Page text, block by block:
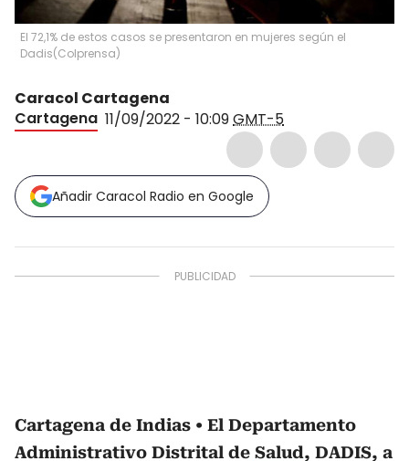
El 72,1% de estos casos se presentaron en mujeres según el
Dadis(Colprensa)
Caracol Cartagena
Cartagena 11/09/2022 - 10:09GMT-5
Añadir Caracol Radio en Google
Cartagena de Indias
El Departamento
Administrativo Distrital de Salud, DADIS, a